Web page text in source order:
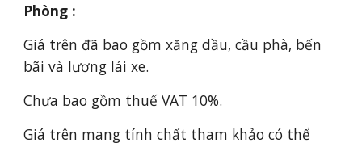
Phòng :
Giá trên đã bao gồm xăng dầu, cầu phà, bến
bãi và lương lái xe.
Chưa bao gồm thuế VAT 10%.
Giá trên mang tính chất tham khảo có thể